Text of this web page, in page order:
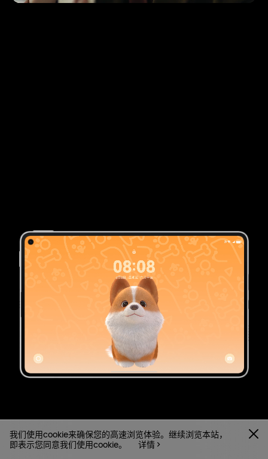
我们使用cookie来确保您的高速浏览体验。继续浏览本站，
即表示您同意我们使用cookie。
详情